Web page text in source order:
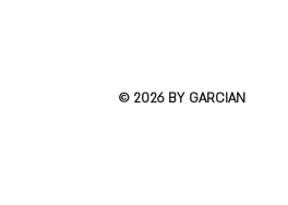
© 2026 BY GARCIAN